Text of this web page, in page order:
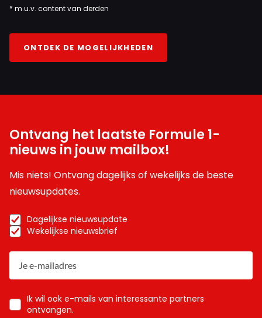
* m.u.v. content van derden
ONTDEK DE MOGELIJKHEDEN
Ontvang het laatste Formule 1-
nieuws in jouw mailbox!
Mis niets! Ontvang dagelijks of wekelijks de beste
nieuwsupdates.
Dagelijkse nieuwsupdate
Wekelijkse nieuwsbrief
Ik wil ook e-mails van interessante partners
ontvangen.